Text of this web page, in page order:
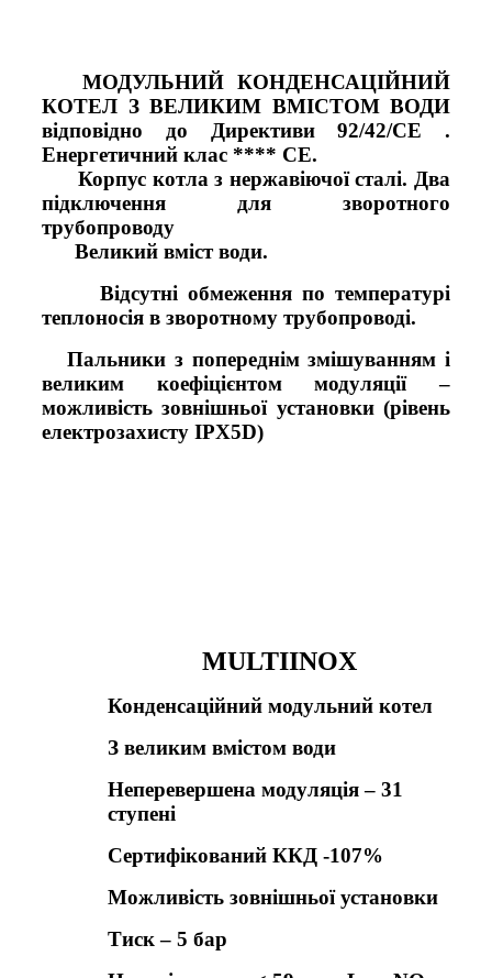
МОДУЛЬНИЙ КОНДЕНСАЦІЙНИЙ
КОТЕЛ З ВЕЛИКИМ ВМІСТОМ ВОДИ
відповідно до Директиви 92/42/CE .
Енергетичний клас **** СЕ.
Корпус котла з нержавіючої сталі. Два
підключення для зворотного
трубопроводу
Великий вміст води.
Відсутні обмеження по температурі
теплоносія в зворотному трубопроводі.
Пальники з попереднім змішуванням і
великим коефіцієнтом модуляції –
можливість зовнішньої установки (рівень
електрозахисту IPX5D)
MULTIINOX
Конденсаційний модульний котел
З великим вмістом води
Неперевершена модуляція – 31
ступені
Сертифікований ККД -107%
Можливість зовнішньої установки
Тиск – 5 бар